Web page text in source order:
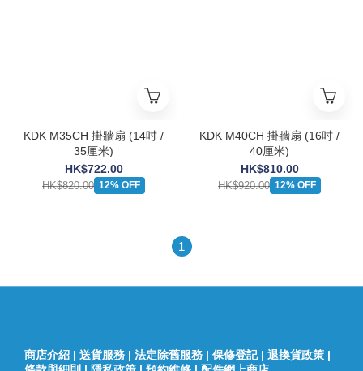
KDK M35CH 掛牆扇 (14吋 /
35厘米)
HK$722.00
HK$820.00 12% OFF
KDK M40CH 掛牆扇 (16吋 /
40厘米)
HK$810.00
HK$920.00 12% OFF
1
商店介紹 | 送貨服務 | 法定除舊服務 | 保修登記| 退換貨政策 |